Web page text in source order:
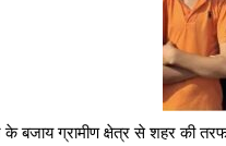
बजाय ग्रामीण क्षेत्र से शहर की